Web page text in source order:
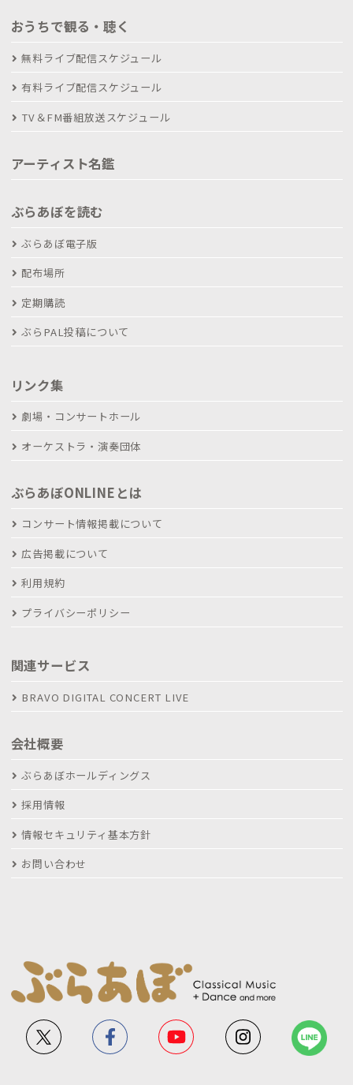
おうちで観る・聴く
無料ライブ配信スケジュール
有料ライブ配信スケジュール
TV＆FM番組放送スケジュール
アーティスト名鑑
ぶらあぼを読む
ぶらあぼ電子版
配布場所
定期購読
ぶらPAL投稿について
リンク集
劇場・コンサートホール
オーケストラ・演奏団体
ぶらあぼONLINEとは
コンサート情報掲載について
広告掲載について
利用規約
プライバシーポリシー
関連サービス
BRAVO DIGITAL CONCERT LIVE
会社概要
ぶらあぼホールディングス
採用情報
情報セキュリティ基本方針
お問い合わせ